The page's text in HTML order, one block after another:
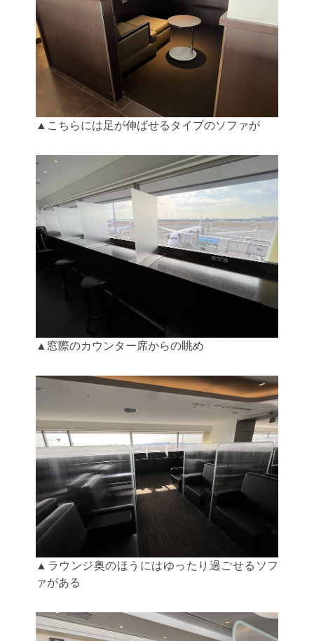
▲こちらには足が伸ばせるタイプのソファが
▲窓際のカウンター席からの眺め
▲ラウンジ奥のほうにはゆったり過ごせるソフ
ァがある